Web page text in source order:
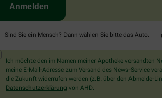
Sind Sie ein Mensch? Dann wählen Sie bitte das Auto.
Ich möchte den im Namen meiner Apotheke versandten
meine E-Mail-Adresse zum Versand des News-Service
die Zukunft widerrufen werden (z.B. über den Abmelde-
Datenschutzerklärung von AHD.